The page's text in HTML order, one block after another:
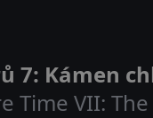
7: Kámen
Time VII: